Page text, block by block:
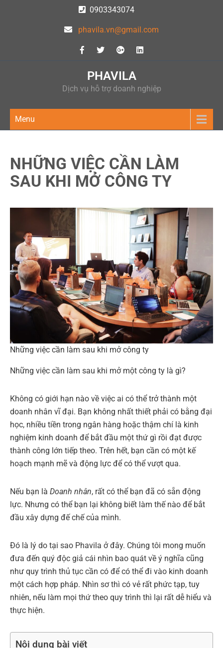
0903343074
phavila.vn@gmail.com
PHAVILA
Dịch vụ hỗ trợ doanh nghiệp
Menu
NHỮNG VIỆC CẦN LÀM
SAU KHI MỞ CÔNG TY
Những việc cần làm sau khi mở công ty
Những việc cần làm sau khi mở một công ty là gì?
Không có giới hạn nào về việc ai có thể trở thành một
doanh nhân vĩ đại. Bạn không nhất thiết phải có bằng đại
học, nhiều tiền trong ngân hàng hoặc thậm chí là kinh
nghiệm kinh doanh để bắt đầu một thứ gì rồi đạt được
thành công lớn tiếp theo. Trên hết, bạn cần có một kế
hoạch mạnh mẽ và động lực để có thể vượt qua.
Nếu bạn là Doanh nhân, rất có thể bạn đã có sẵn động
lực. Nhưng có thể bạn lại không biết làm thế nào để bắt
đầu xây dựng đế chế của mình.
Đó là lý do tại sao Phavila ở đây. Chúng tôi mong muốn
đưa đến quý độc giả cái nhìn bao quát về ý nghĩa cũng
như quy trình thủ tục cần có để có thể đi vào kinh doanh
một cách hợp pháp. Nhìn sơ thì có vẻ rất phức tạp, tuy
nhiên, nếu làm mọi thứ theo quy trình thì lại rất dễ hiểu và
thực hiện.
Nội dung bài viết